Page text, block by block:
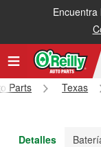
Recibe tu orden
Parts Texas
Detalles